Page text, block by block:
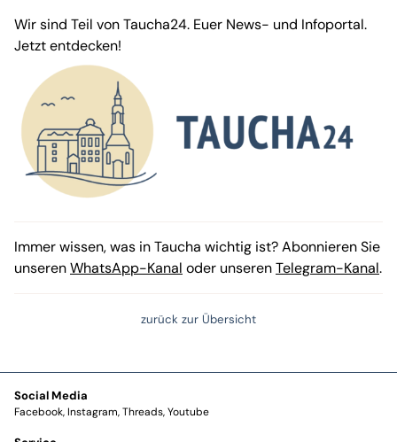
Wir sind Teil von Taucha24. Euer News- und Infoportal.
Jetzt entdecken!
Immer wissen, was in Taucha wichtig ist? Abonnieren Sie
unserenWhatsApp-Kanal oder unserenTelegram-Kanal.
zurück zur Übersicht
Social Media
Facebook Instagram Threads Youtube